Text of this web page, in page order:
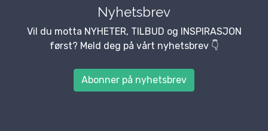
Nyhetsbrev
Vil du motta NYHETER, TILBUD og INSPIRASJON
først? Meld deg på vårt nyhetsbrev 👇
Abonner på nyhetsbrev